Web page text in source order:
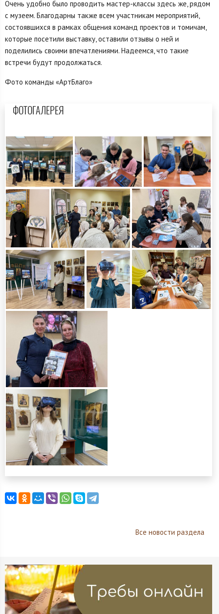
Очень удобно было проводить мастер-классы здесь же, рядом
с музеем. Благодарны также всем участникам мероприятий,
состоявшихся в рамках общения команд проектов и томичам,
которые посетили выставку, оставили отзывы о ней и
поделились своими впечатлениями. Надеемся, что такие
встречи будут продолжаться.
Фото команды «АртБлаго»
ФОТОГАЛЕРЕЯ
Все новости раздела